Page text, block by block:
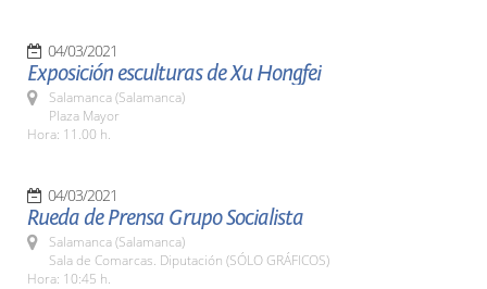
04/03/2021
Exposición esculturas de Xu Hongfei
Salamanca (Salamanca)
Plaza Mayor
Hora: 11.00 h.
04/03/2021
Rueda de Prensa Grupo Socialista
Salamanca (Salamanca)
Sala de Comarcas. Diputación (SÓLO GRÁFICOS)
Hora: 10:45 h.